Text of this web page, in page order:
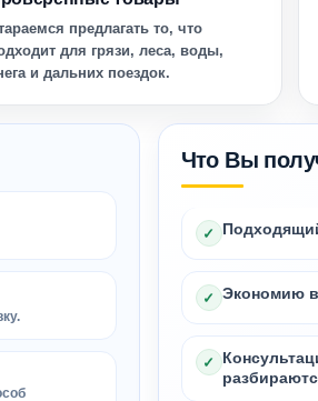
предлагать то, что
для грязи, леса, воды,
и дальних поездок.
Что Вы
✓
✓ Экономию
✓